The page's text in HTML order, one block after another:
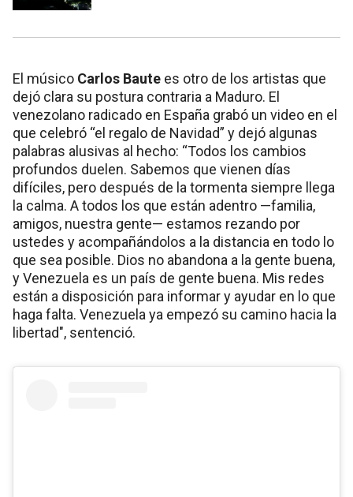
El músico Carlos Baute es otro de los artistas que
dejó clara su postura contraria a Maduro. El
venezolano radicado en España grabó un video en el
que celebró “el regalo de Navidad” y dejó algunas
palabras alusivas al hecho: “Todos los cambios
profundos duelen. Sabemos que vienen días
difíciles, pero después de la tormenta siempre llega
la calma. A todos los que están adentro —familia,
amigos, nuestra gente— estamos rezando por
ustedes y acompañándolos a la distancia en todo lo
que sea posible. Dios no abandona a la gente buena,
y Venezuela es un país de gente buena. Mis redes
están a disposición para informar y ayudar en lo que
haga falta. Venezuela ya empezó su camino hacia la
libertad", sentenció.